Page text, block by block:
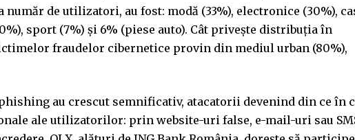
de utilizatori, au fost: modă (33%), electronice (30%),
sport (7%) și 6% (piese auto). Cât privește distribuția în
fraudelor cibernetice provin din mediul urban (80%),
au crescut semnificativ, atacatorii devenind din ce în
ale utilizatorilor: prin website-uri false, e-mail-uri sau